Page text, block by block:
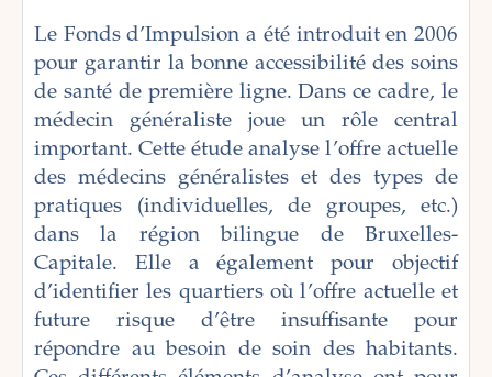
Le Fonds d’Impulsion a été introduit en 2006
pour garantir la bonne accessibilité des soins
de santé de première ligne. Dans ce cadre, le
médecin généraliste joue un rôle central
important. Cette étude analyse l’offre actuelle
des médecins généralistes et des types de
pratiques (individuelles, de groupes, etc.)
dans la région bilingue de Bruxelles-
Capitale. Elle a également pour objectif
d’identifier les quartiers où l’offre actuelle et
future risque d’être insuffisante pour
répondre au besoin de soin des habitants.